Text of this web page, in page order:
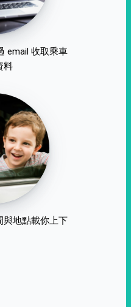
email 收取乘車
料
與地點載你上下